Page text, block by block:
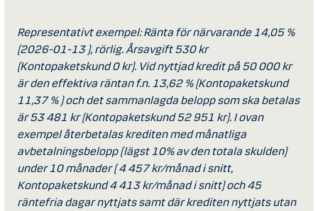
Representativt exempel: Ränta för närvarande 14,05 %
(2026-01-13 ), rörlig. Årsavgift 530 kr
(Kontopaketskund 0 kr). Vid nyttjad kredit på 50 000 kr
är den effektiva räntan f.n. 13,62 % (Kontopaketskund
11,37 % ) och det sammanlagda belopp som ska betalas
är 53 481 kr (Kontopaketskund 52 951 kr). I ovan
exempel återbetalas krediten med månatliga
avbetalningsbelopp (lägst 10% av den totala skulden)
under 10 månader ( 4 457 kr/månad i snitt,
Kontopaketskund 4 413 kr/månad i snitt) och 45
räntefria dagar nyttjats samt där krediten nyttjats utan